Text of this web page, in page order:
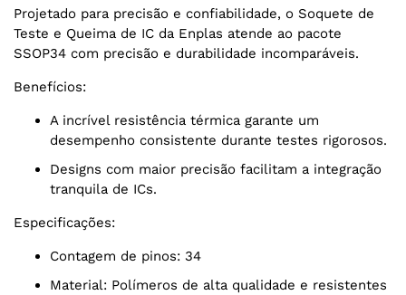
Projetado para precisão e confiabilidade, o Soquete de
Teste e Queima de IC da Enplas atende ao pacote
SSOP34 com precisão e durabilidade incomparáveis.
Benefícios:
A incrível resistência térmica garante um
desempenho consistente durante testes rigorosos.
Designs com maior precisão facilitam a integração
tranquila de ICs.
Especificações:
Contagem de pinos: 34
Material: Polímeros de alta qualidade e resistentes